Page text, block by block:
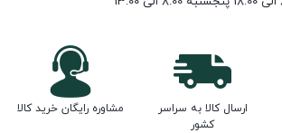
ارسال کالا به سراسر
کشور
مشاوره رایگان خرید کالا